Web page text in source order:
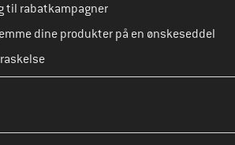
til rabatkampagner
dine produkter på en ønskeseddel